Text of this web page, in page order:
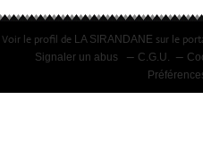
Voir le profil de LA SIRANDANE sur le
Signaler un abus
C.G.U.